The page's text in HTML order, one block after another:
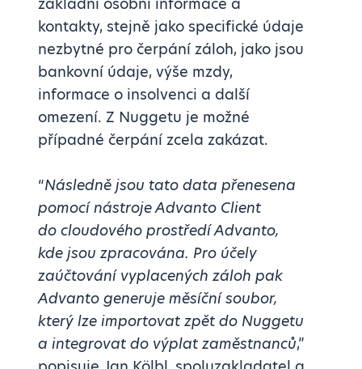
kontakty, stejně jako specifické údaje
nezbytné pro čerpání záloh, jako jsou
bankovní údaje, výše mzdy,
informace o insolvenci a další
omezení. Z Nuggetu je možné
případné čerpání zcela zakázat.
“Následně jsou tato data přenesena
pomocí nástroje Advanto Client
do cloudového prostředí Advanto,
kde jsou zpracována. Pro účely
zaúčtování vyplacených záloh pak
Advanto generuje měsíční soubor,
který lze importovat zpět do Nuggetu
a integrovat do výplat zaměstnanců,”